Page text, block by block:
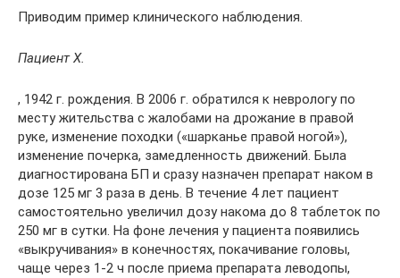
Приводим пример клинического наблюдения.
Пациент Х.
, 1942 г. рождения. В 2006 г. обратился к неврологу по
месту жительства с жалобами на дрожание в правой
руке, изменение походки («шарканье правой ногой»),
изменение почерка, замедленность движений. Была
диагностирована БП и сразу назначен препарат наком в
дозе 125 мг 3 раза в день. В течение 4 лет пациент
самостоятельно увеличил дозу накома до 8 таблеток по
250 мг в сутки. На фоне лечения у пациента появились
«выкручивания» в конечностях, покачивание головы,
чаще через 1-2 ч после приема препарата леводопы,